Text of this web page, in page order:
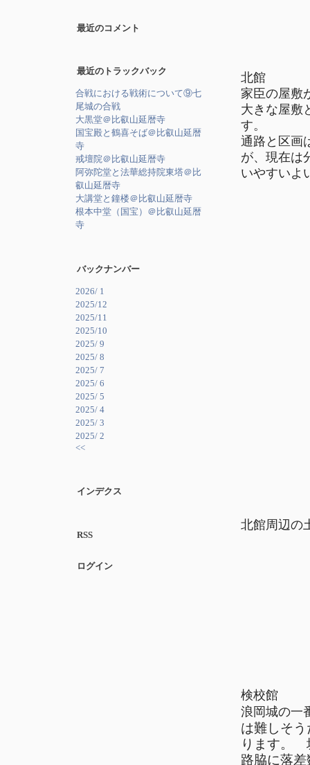
最近のコメント
最近のトラックバック
合戦における戦術について⑨七
尾城の合戦
大黒堂＠比叡山延暦寺
国宝殿と鶴喜そば＠比叡山延暦
寺
戒壇院＠比叡山延暦寺
阿弥陀堂と法華総持院東塔＠比
叡山延暦寺
大講堂と鐘楼＠比叡山延暦寺
根本中堂（国宝）＠比叡山延暦
寺
バックナンバー
2026/ 1
2025/12
2025/11
2025/10
2025/ 9
2025/ 8
2025/ 7
2025/ 6
2025/ 5
2025/ 4
2025/ 3
2025/ 2
<<
インデクス
RSS
ログイン
北館
家臣の屋敷
大きな屋敷
す。
通路と区画
が、現在は
いやすいよ
北館周辺の
検校館
浪岡城の一
は難しそ
ります。
路脇に落